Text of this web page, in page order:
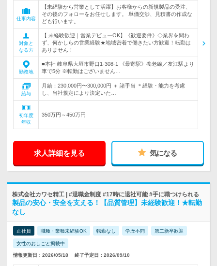
仕事内容
【未経験から営業として活躍】お客様からの新規製品の受注、
その後のフォローをお任せします。 単価交渉、見積書の作成な
ども行います。
対象と
なる方
【 未経験歓迎｜営業デビューOK】《歓迎要件》◇業界を問わ
ず、何かしらの営業経験★地域密着で働きたい方歓迎！転勤は
ありません！
勤務地
■本社 岐阜県大垣市野口1-308-1 《最寄駅》養老線／友江駅より
車で5分 ※転勤はございません…
給与
月給：230,000円〜300,000円 ＋ 諸手当 ＊経験・能力を考慮
し、当社規定により決定いた…
初年度
年収
350万円～450万円
求人詳細を見る 気になる
株式会社カワセ精工 | #退職金制度 #17時に退社可能 #手に職つけられる
製品の安心・安全を支える！【品質管理】未経験歓迎！★転勤
なし
正社員 職種・業種未経験OK 転勤なし 学歴不問 第二新卒歓迎
女性のおしごと掲載中
情報更新日：2026/05/18 終了予定日：2026/09/10